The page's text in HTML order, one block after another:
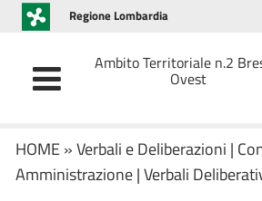
Regione Lombardia
Ambito Territoriale n.2
Ovest
HOME »Verbali e Deliberazioni |
Amministrazione|Verbali